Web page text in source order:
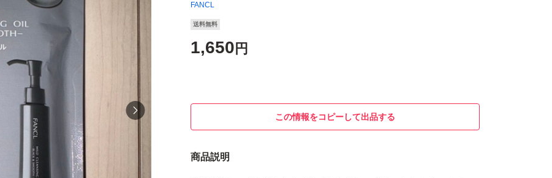
FANCL
送料無料
1,650 円
この情報をコピーして出品する
商品説明